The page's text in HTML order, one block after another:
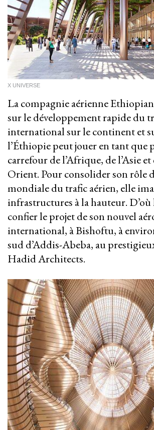
X UNIVERSE
La compagnie aérienne
sur le développement rapide du
international sur le continent et
l’Éthiopie peut jouer en tant que
carrefour de l’Afrique, de l’Asie
Orient. Pour consolider son rôle
mondiale du trafic aérien, elle
infrastructures à la hauteur. D’où
confier le projet de son nouvel
international, à Bishoftu, à
sud d’Addis-Abeba, au
Hadid Architects.